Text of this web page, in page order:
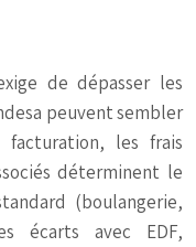
de dépasser les
peuvent sembler
les frais
déterminent le
(boulangerie,
écarts avec EDF,